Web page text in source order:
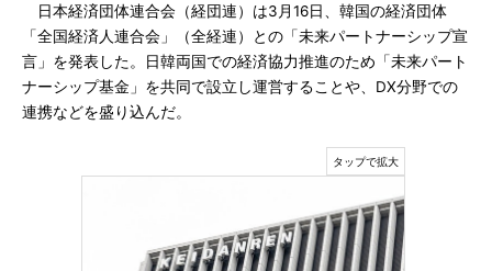
日本経済団体連合会（経団連）は3月16日、韓国の経済団体
「全国経済人連合会」（全経連）との「未来パートナーシップ宣
言」を発表した。日韓両国での経済協力推進のため「未来パート
ナーシップ基金」を共同で設立し運営することや、DX分野での
連携などを盛り込んだ。